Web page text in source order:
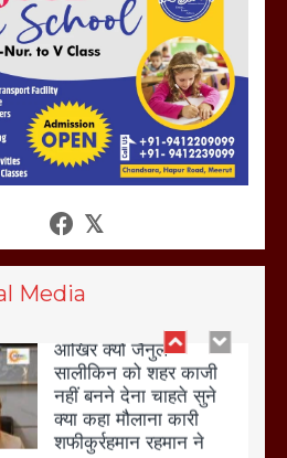
Media
अगर रखी गई होली तो होगा
खून खराबा,
March 11, 2025
आखिर क्यों जैनुल
सालीकिन को शहर काजी
नहीं बनने देना चाहते सुने
क्या कहा मौलाना कारी
शफीकुर्रहमान रहमान ने
March 11, 2025
बिजली विभाग से परेशान
होकर बागपत में एक संत ने
सरकार को दी आमरण
अनशन की चेतावनी